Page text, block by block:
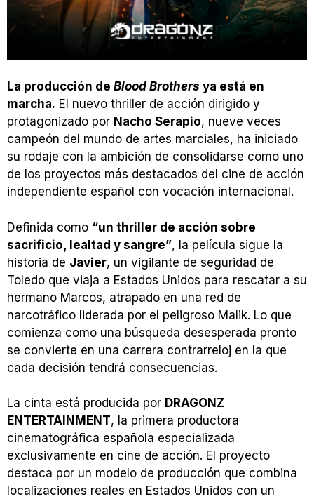
La producción de Blood Brothers ya está en
marcha. El nuevo thriller de acción dirigido y
protagonizado por Nacho Serapio, nueve veces
campeón del mundo de artes marciales, ha iniciado
su rodaje con la ambición de consolidarse como uno
de los proyectos más destacados del cine de acción
independiente español con vocación internacional.
Definida como “un thriller de acción sobre
sacrificio, lealtad y sangre”, la película sigue la
historia de Javier, un vigilante de seguridad de
Toledo que viaja a Estados Unidos para rescatar a su
hermano Marcos, atrapado en una red de
narcotráfico liderada por el peligroso Malik. Lo que
comienza como una búsqueda desesperada pronto
se convierte en una carrera contrarreloj en la que
cada decisión tendrá consecuencias.
La cinta está producida por DRAGONZ
ENTERTAINMENT, la primera productora
cinematográfica española especializada
exclusivamente en cine de acción. El proyecto
destaca por un modelo de producción que combina
localizaciones reales en Estados Unidos con un